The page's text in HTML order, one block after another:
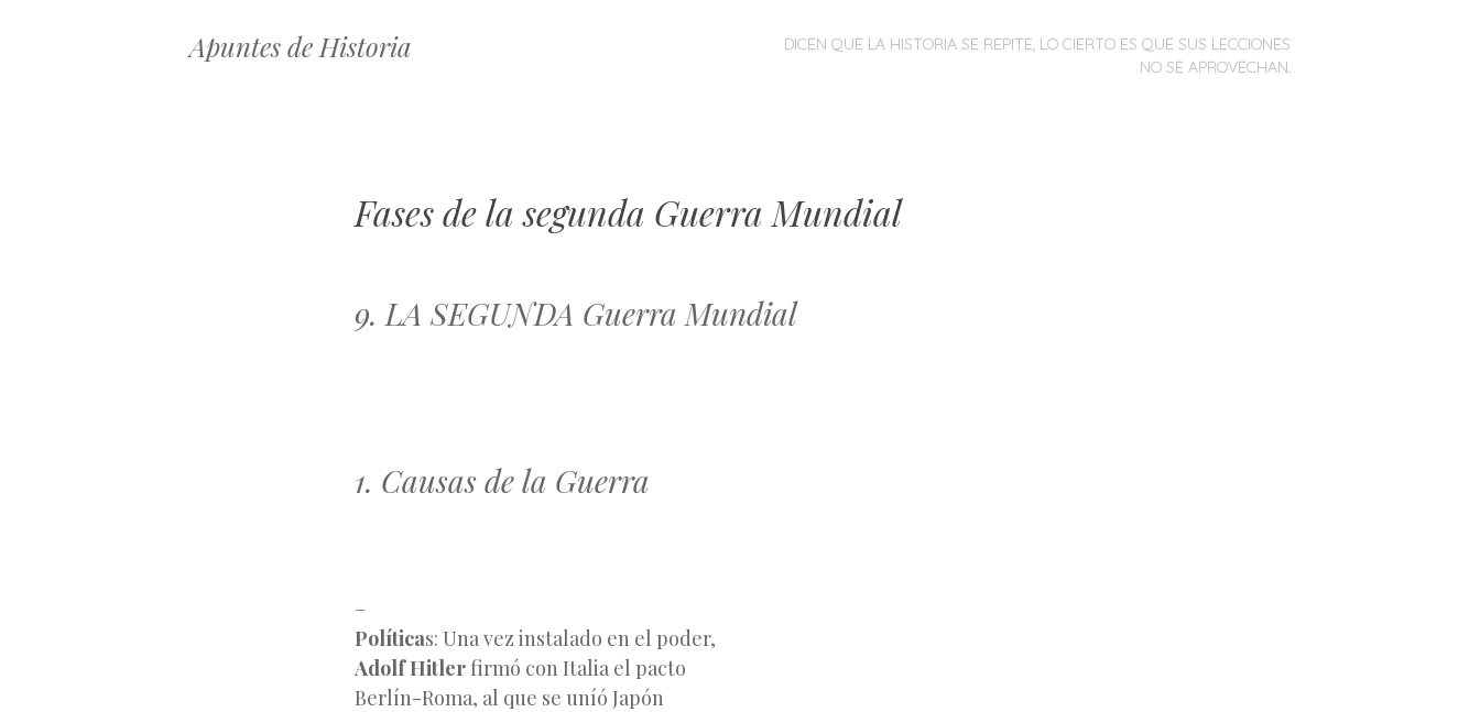
Apuntes de Historia MENÚ
SALTARDICEN QUE LA HISTORIA SE REPITE, LO CIERTO ES QUE SUS LECCIONES
NO SE APROVECHAN.
Fases de la segunda Guerra Mundial
9. LA SEGUNDA Guerra Mundial
1. Causas de la Guerra
–
Políticas: Una vez instalado en el poder,
Adolf Hitlerfirmó con Italia el pacto
Berlín-Roma, al que se uníó Japón